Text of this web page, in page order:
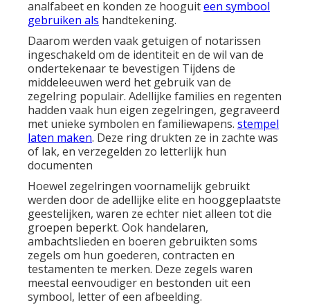
analfabeet en konden ze hooguiteen symbool
gebruiken als handtekening.
Daarom werden vaak getuigen of notarissen
ingeschakeld om de identiteit en de wil van de
ondertekenaar te bevestigen Tijdens de
middeleeuwen werd het gebruik van de
zegelring populair. Adellijke families en regenten
hadden vaak hun eigen zegelringen, gegraveerd
met unieke symbolen en familiewapens. stempel
laten maken. Deze ring drukten ze in zachte was
of lak, en verzegelden zo letterlijk hun
documenten
Hoewel zegelringen voornamelijk gebruikt
werden door de adellijke elite en hooggeplaatste
geestelijken, waren ze echter niet alleen tot die
groepen beperkt. Ook handelaren,
ambachtslieden en boeren gebruikten soms
zegels om hun goederen, contracten en
testamenten te merken. Deze zegels waren
meestal eenvoudiger en bestonden uit een
symbool, letter of een afbeelding.